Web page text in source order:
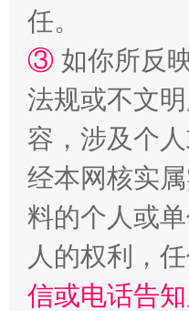
任。
③ 如你所反
法规或不文
容，涉及个
经本网核实
料的个人或
人的权利，
信或电话告